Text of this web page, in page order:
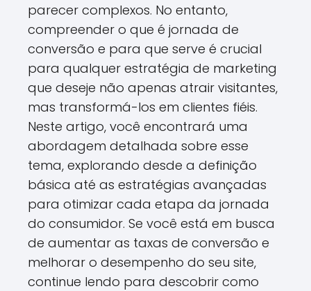
parecer complexos. No entanto,
compreender o que é jornada de
conversão e para que serve é crucial
para qualquer estratégia de marketing
que deseje não apenas atrair visitantes,
mas transformá-los em clientes fiéis.
Neste artigo, você encontrará uma
abordagem detalhada sobre esse
tema, explorando desde a definição
básica até as estratégias avançadas
para otimizar cada etapa da jornada
do consumidor. Se você está em busca
de aumentar as taxas de conversão e
melhorar o desempenho do seu site,
continue lendo para descobrir como